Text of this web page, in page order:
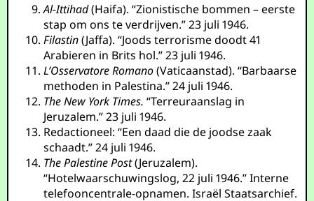
Al-Ittihad(Haifa). “Zionistische bommen – eerste
stap om ons te verdrijven.” 23 juli 1946.
Filastin(Jaffa). “Joods terrorisme doodt 41
Arabieren in Brits hol.” 23 juli 1946.
L’Osservatore Romano(Vaticaanstad). “Barbaarse
methoden in Palestina.” 24 juli 1946.
The New York Times. “Terreuraanslag in
Jeruzalem.” 23 juli 1946.
Redactioneel: “Een daad die de joodse zaak
schaadt.” 24 juli 1946.
The Palestine Post(Jeruzalem).
“Hotelwaarschuwingslog, 22 juli 1946.” Interne
telefooncentrale-opnamen. Israël Staatsarchief.